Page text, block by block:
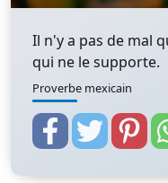
Il n'y a pas de mal
qui ne le supporte.
Proverbe mexicain